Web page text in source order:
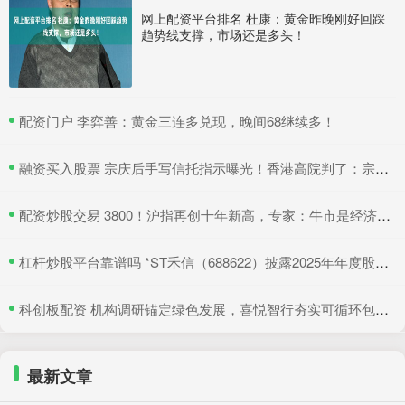
网上配资平台排名 杜康：黄金昨晚刚好回踩
趋势线支撑，市场还是多头！
​配资门户 李弈善：黄金三连多兑现，晚间68继续多！
​融资买入股票 宗庆后手写信托指示曝光！香港高院判了：宗馥莉暂不得挪动汇丰账户资产
​配资炒股交易 3800！沪指再创十年新高，专家：牛市是经济增长重要引擎
​杠杆炒股平台靠谱吗 *ST禾信（688622）披露2025年年度股东会决议公告，5月22日股价上涨3.33%
​科创板配资 机构调研锚定绿色发展，喜悦智行夯实可循环包装行业优势
最新文章